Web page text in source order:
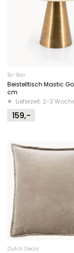
By-Boo
Beistelltisch Mastic
cm
Lieferzeit: 2-3
159,-
Dutch Decor